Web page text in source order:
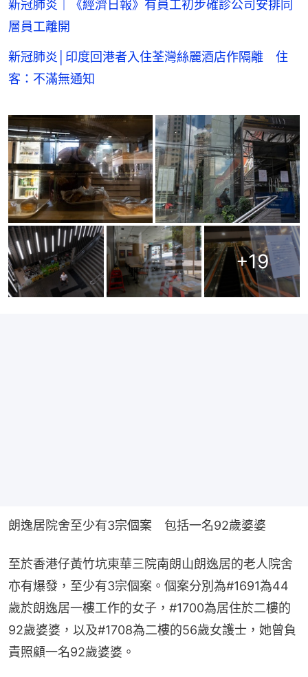
新冠肺炎｜《經濟日報》有員工初步確診公司安排同
層員工離開
新冠肺炎│印度回港者入住荃灣絲麗酒店作隔離 住
客：不滿無通知
+19
朗逸居院舍至少有3宗個案　包括一名92歲婆婆​
至於香港仔黃竹坑東華三院南朗山朗逸居的老人院舍
亦有爆發，至少有3宗個案。個案分別為#1691為44
歲於朗逸居一樓工作的女子，#1700為居住於二樓的
92歲婆婆，以及#1708為二樓的56歲女護士，她曾負
責照顧一名92歲婆婆。